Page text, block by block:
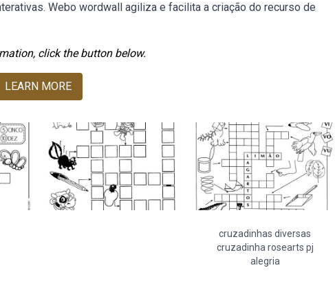
Webo wordwall agiliza e facilita a criação do recurso de
click the button below.
LEARN MORE
cruzadinhas diversas
cruzadinha rosearts pj
alegria